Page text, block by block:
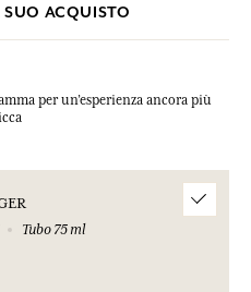
ACQUISTO
per un’esperienza ancora più
Tubo 75 ml